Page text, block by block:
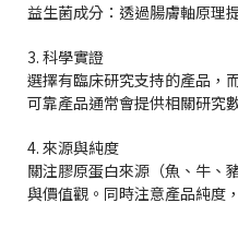
益生菌成分：透過腸膚軸原理
3. 科學實證
選擇有臨床研究支持的產品，
可靠產品通常會提供相關研究
4. 來源與純度
關注膠原蛋白來源（魚、牛、
與價值觀。同時注意產品純度